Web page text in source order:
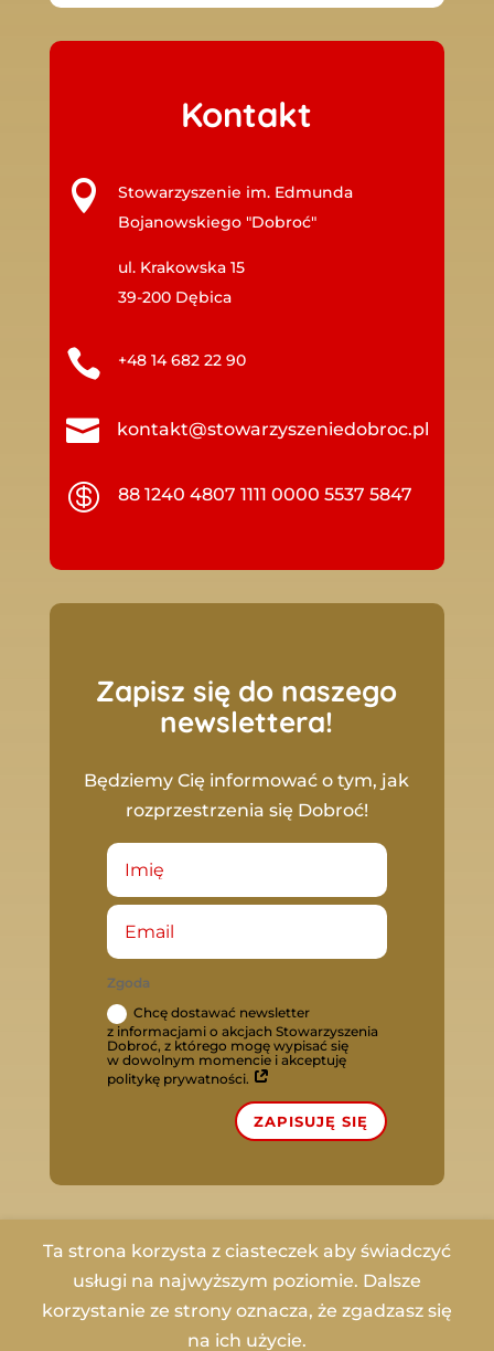
Kontakt

Stowarzyszenie im. Edmunda
Bojanowskiego "Dobroć"
ul. Krakowska 15
39-200 Dębica
 +48 14 682 22 90
 kontakt@stowarzyszeniedobroc.pl
 88 1240 4807 1111 0000 5537 5847
Zapisz się do naszego
newslettera!
Będziemy Cię informować o tym, jak
rozprzestrzenia się Dobroć!
Zgoda
Chcę dostawać newsletter
z informacjami o akcjach Stowarzyszenia
Dobroć, z którego mogę wypisać się
w dowolnym momencie i akceptuję
politykę prywatności.
ZAPISUJĘ SIĘ
Copyrights © 2023 Stowarzyszenie Dobroć |
All rights reserved. Utrzymanie i wsparcie
Ta strona korzysta z ciasteczek aby świadczyć
usługi na najwyższym poziomie. Dalsze
korzystanie ze strony oznacza, że zgadzasz się
na ich użycie.